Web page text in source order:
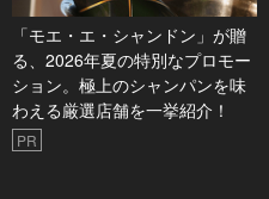
「モエ・エ・シャンドン」が贈
る、2026年夏の特別なプロモー
ション。極上のシャンパンを味
わえる厳選店舗を一挙紹介！
PR